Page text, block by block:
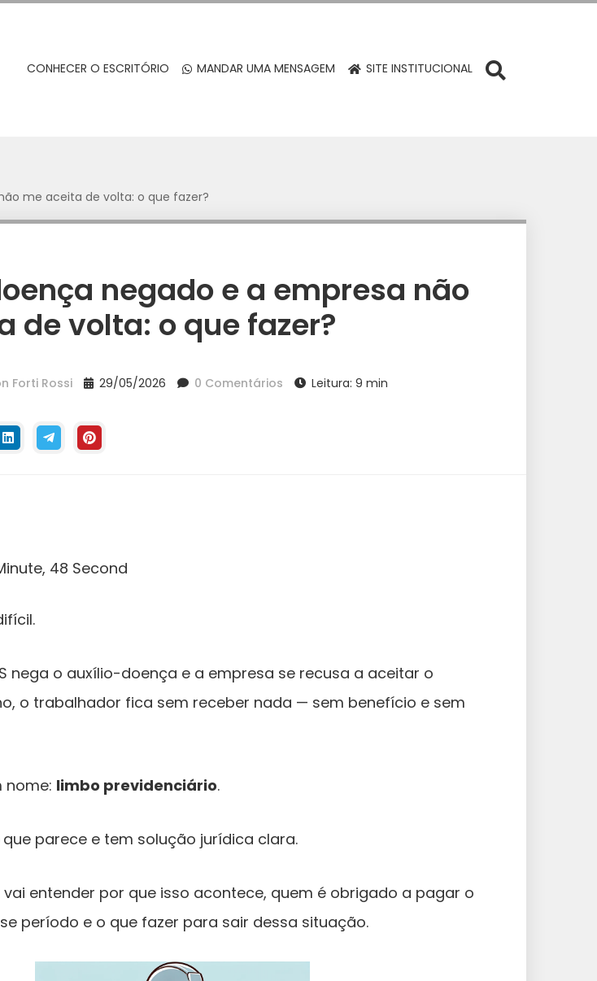
CONHECER O ESCRITÓRIO MANDAR UMA MENSAGEM SITE INSTITUCIONAL
me aceita de volta: o que fazer?
negado e a empresa não
de volta: o que fazer?
Forti Rossi 29/05/2026 0 Comentários Leitura: 9 min
48 Second
nega o auxílio-doença e a empresa se recusa a aceitar o
o trabalhador fica sem receber nada — sem benefício e sem
nome: limbo previdenciário.
parece e tem solução jurídica clara.
entender por que isso acontece, quem é obrigado a pagar o
período e o que fazer para sair dessa situação.